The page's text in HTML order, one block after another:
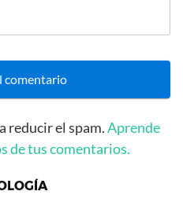
reducir el spam.Aprende
de tus comentarios.